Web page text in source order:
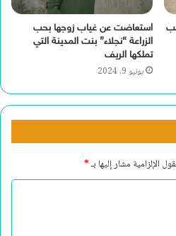
استعاضت عن غياب زوجها بحب
الزراعة “نجلاء” بنت المدينة التي
تملكها الريف
يونيو 9, 2024
الإلزامية مشار إليها بـ*